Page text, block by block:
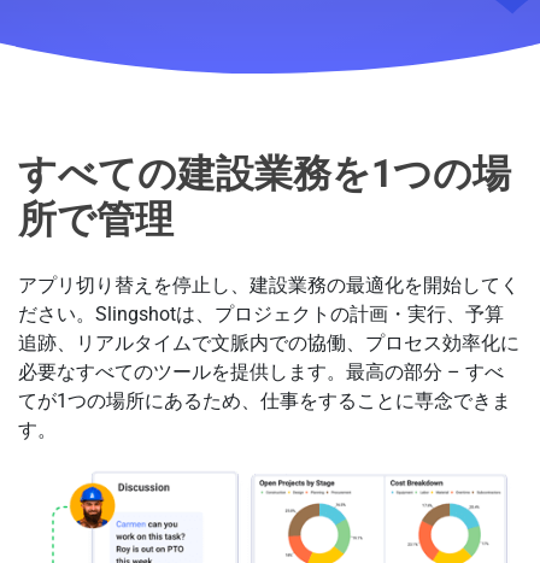
すべての建設業務を1つの場
すべての建設業務を1つの場
所で管理
アプリ切り替えを停止し、建設業務の最適化を開始してく
ださい。Slingshotは、プロジェクトの計画・実行、予算
追跡、リアルタイムで文脈内での協働、プロセス効率化に
必要なすべてのツールを提供します。最高の部分 – すべ
てが1つの場所にあるため、仕事をすることに専念できま
す。